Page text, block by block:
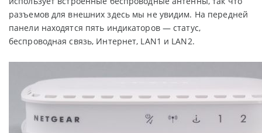
разъемов для внешних здесь мы не увидим. На передней
панели находятся пять индикаторов — статус,
беспроводная связь, Интернет, LAN1 и LAN2.